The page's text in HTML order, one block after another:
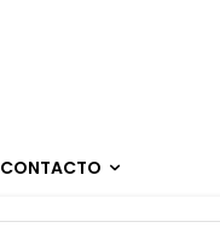
CONTACTO